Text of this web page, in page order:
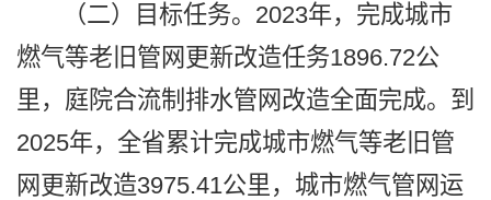
（二）目标任务。2023年，完成城市
燃气等老旧管网更新改造任务1896.72公
里，庭院合流制排水管网改造全面完成。到
2025年，全省累计完成城市燃气等老旧管
网更新改造3975.41公里，城市燃气管网运